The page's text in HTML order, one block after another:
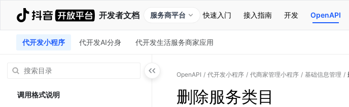
开发者文档 服务商平台 快速入门 接入指南 开发 OpenAPI
代开发小程序 代开发AI分身 代开发生活服务商家应用
调用格式说明
OpenAPI / 代开发小程序 / 代商家管理小程序 / 基础信息管理 /
删除服务类目